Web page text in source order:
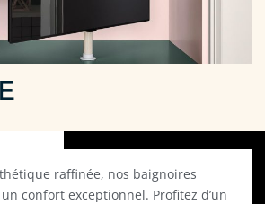
raffinée, nos baignoires
confort exceptionnel. Profitez d’un